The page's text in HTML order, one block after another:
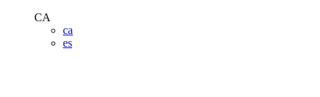
CA
ca
es